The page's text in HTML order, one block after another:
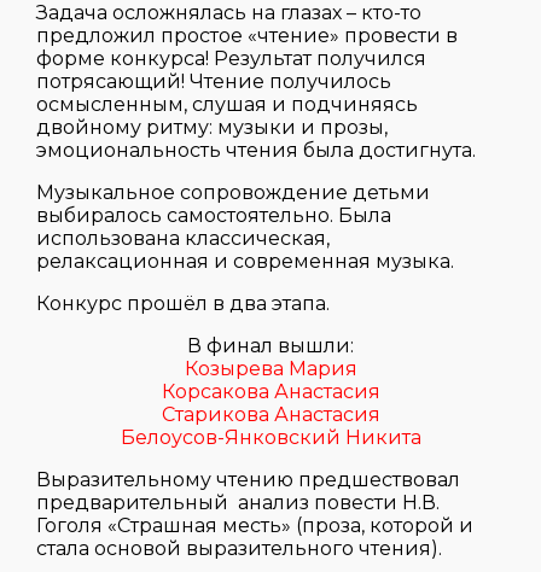
Задача осложнялась на глазах – кто-то
предложил простое «чтение» провести в
форме конкурса! Результат получился
потрясающий! Чтение получилось
осмысленным, слушая и подчиняясь
двойному ритму: музыки и прозы,
эмоциональность чтения была достигнута.
Музыкальное сопровождение детьми
выбиралось самостоятельно. Была
использована классическая,
релаксационная и современная музыка.
Конкурс прошёл в два этапа.
В финал вышли:
Козырева Мария
Корсакова Анастасия
Старикова Анастасия
Белоусов-Янковский Никита
Выразительному чтению предшествовал
предварительный анализ повести Н.В.
Гоголя «Страшная месть» (проза, которой и
стала основой выразительного чтения).